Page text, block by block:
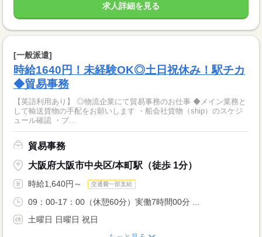
求人詳細を見る
[一般派遣]
時給1640円！未経験OK◎土日祝休み！駅チカ
◆貿易事務
【英語利用あり】 ◎物流企業にて貿易事務のお仕事 ◆メイン業務と
して輸送貨物の手配をお願いします ・船会社貨物（ship）のスケジ
ュール確認 ・ブ...
貿易事務
大阪府大阪市中央区/本町駅（徒歩 1分）
時給1,640円～ 交通費一部支給
09：00-17：00（休憩60分）実働7時間00分 ...
土曜日 日曜日 祝日